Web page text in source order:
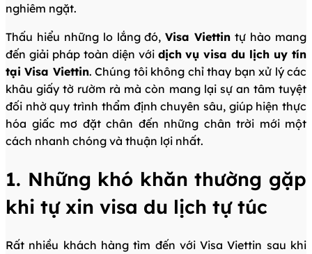
nghiêm ngặt.
Thấu hiểu những lo lắng đó,Visa Viettin tự hào mang
đến giải pháp toàn diện với dịch vụ visa du lịch uy tín
tại Visa Viettin. Chúng tôi không chỉ thay bạn xử lý các
khâu giấy tờ rườm rà mà còn mang lại sự an tâm tuyệt
đối nhờ quy trình thẩm định chuyên sâu, giúp hiện thực
hóa giấc mơ đặt chân đến những chân trời mới một
cách nhanh chóng và thuận lợi nhất.
1. Những khó khăn thường gặp
khi tự xin visa du lịch tự túc
Rất nhiều khách hàng tìm đến với Visa Viettin sau khi